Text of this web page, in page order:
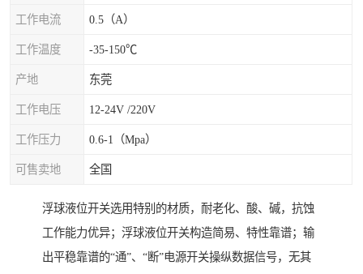
工作电流 0.5（A）
工作温度 -35-150℃
产地 东莞
工作电压 12-24V /220V
工作压力 0.6-1（Mpa）
可售卖地 全国
浮球液位开关选用特别的材质，耐老化、酸、碱，抗蚀
工作能力优异；浮球液位开关构造简易、特性靠谱；输
出平稳靠谱的“通”、“断”电源开关操纵数据信号，无其